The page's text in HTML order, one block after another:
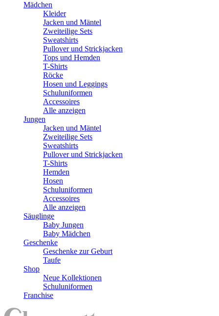
Mädchen
Kleider
Jacken und Mäntel
Zweiteilige Sets
Sweatshirts
Pullover und Strickjacken
Tops und Hemden
T-Shirts
Röcke
Hosen und Leggings
Schuluniformen
Accessoires
Alle anzeigen
Jungen
Jacken und Mäntel
Zweiteilige Sets
Sweatshirts
Pullover und Strickjacken
T-Shirts
Hemden
Hosen
Schuluniformen
Accessoires
Alle anzeigen
Säuglinge
Baby Jungen
Baby Mädchen
Geschenke
Geschenke zur Geburt
Taufe
Shop
Neue Kollektionen
Schuluniformen
Franchise